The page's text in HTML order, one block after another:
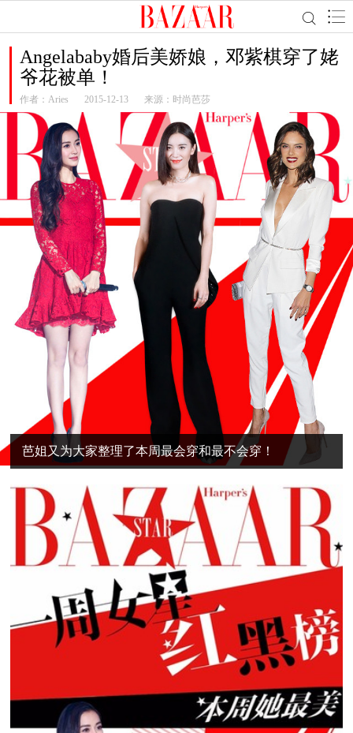
Angelababy婚后美娇娘，邓紫棋穿了姥
爷花被单！
作者： Aries 2015-12-13 来源：时尚芭莎
芭姐又为大家整理了本周最会穿和最不会穿！